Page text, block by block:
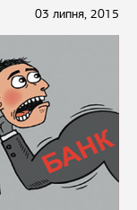
03 липня, 2015